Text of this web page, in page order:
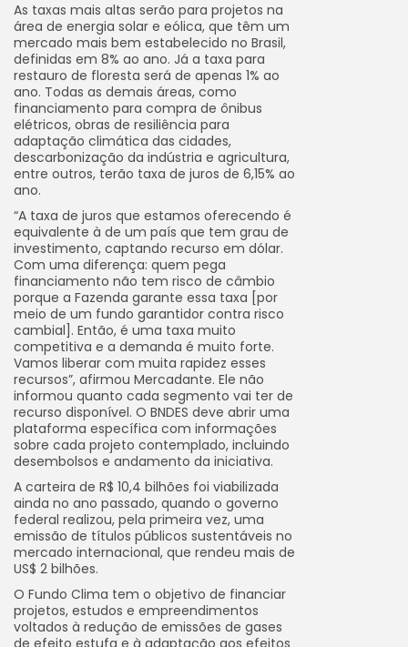
As taxas mais altas serão para projetos na
área de energia solar e eólica, que têm um
mercado mais bem estabelecido no Brasil,
definidas em 8% ao ano. Já a taxa para
restauro de floresta será de apenas 1% ao
ano. Todas as demais áreas, como
financiamento para compra de ônibus
elétricos, obras de resiliência para
adaptação climática das cidades,
descarbonização da indústria e agricultura,
entre outros, terão taxa de juros de 6,15% ao
ano.
“A taxa de juros que estamos oferecendo é
equivalente à de um país que tem grau de
investimento, captando recurso em dólar.
Com uma diferença: quem pega
financiamento não tem risco de câmbio
porque a Fazenda garante essa taxa [por
meio de um fundo garantidor contra risco
cambial]. Então, é uma taxa muito
competitiva e a demanda é muito forte.
Vamos liberar com muita rapidez esses
recursos”, afirmou Mercadante. Ele não
informou quanto cada segmento vai ter de
recurso disponível. O BNDES deve abrir uma
plataforma específica com informações
sobre cada projeto contemplado, incluindo
desembolsos e andamento da iniciativa.
A carteira de R$ 10,4 bilhões foi viabilizada
ainda no ano passado, quando o governo
federal realizou, pela primeira vez, uma
emissão de títulos públicos sustentáveis no
mercado internacional, que rendeu mais de
US$ 2 bilhões.
O Fundo Clima tem o objetivo de financiar
projetos, estudos e empreendimentos
voltados à redução de emissões de gases
de efeito estufa e à adaptação aos efeitos